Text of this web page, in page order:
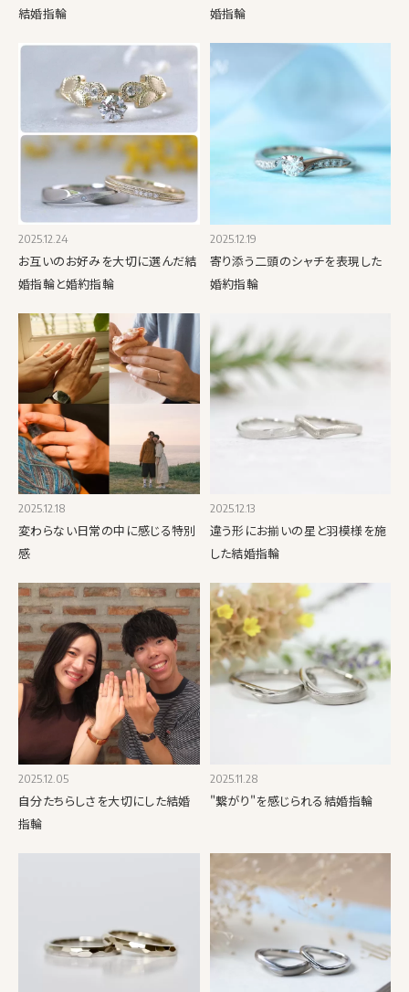
結婚指輪
婚指輪
2025.12.24
お互いのお好みを大切に選んだ結
婚指輪と婚約指輪
2025.12.19
寄り添う二頭のシャチを表現した
婚約指輪
2025.12.18
変わらない日常の中に感じる特別
感
2025.12.13
違う形にお揃いの星と羽模様を施
した結婚指輪
2025.12.05
自分たちらしさを大切にした結婚
指輪
2025.11.28
"繋がり"を感じられる結婚指輪